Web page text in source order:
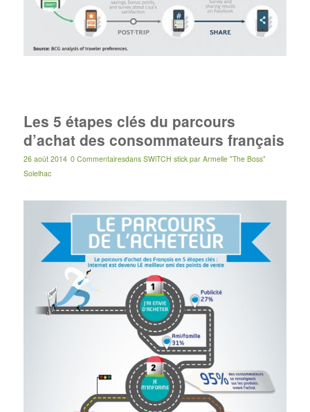
Les 5 étapes clés du parcours
d’achat des consommateurs français
26 août 2014 0 Commentairesdans SWiTCH stick par Armelle "The Boss"
Solelhac